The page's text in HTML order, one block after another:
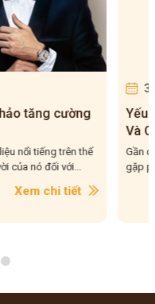
tăng cường
nổi tiếng trên thế
nó đối với...
Xem chi tiết
30/
Yếu
Và
Gần
gặp